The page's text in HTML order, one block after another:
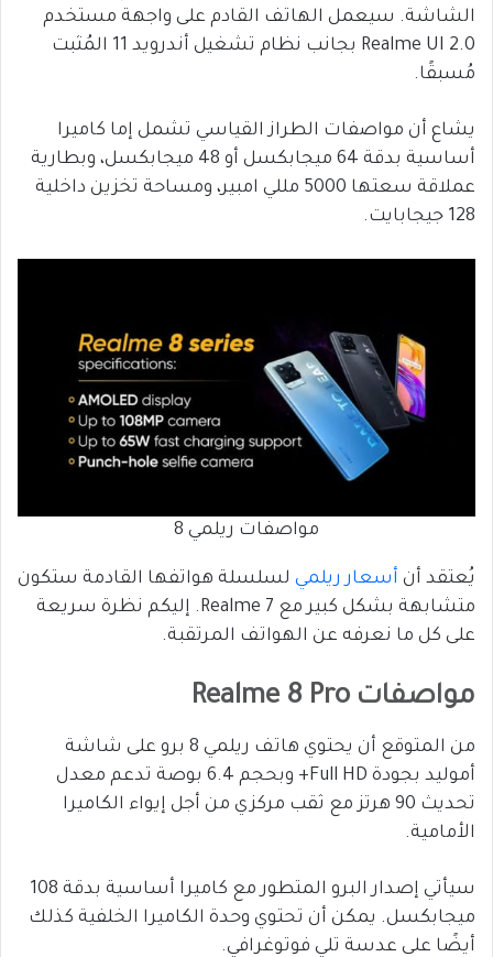
الشاشة. سيعمل الهاتف القادم على واجهة مستخدم
Realme UI 2.0 بجانب نظام تشغيل أندرويد 11 المُثبت
مُسبقًا.
يشاع أن مواصفات الطراز القياسي تشمل إما كاميرا
أساسية بدقة 64 ميجابكسل أو 48 ميجابكسل، وبطارية
عملاقة سعتها 5000 مللي امبير، ومساحة تخزين داخلية
128 جيجابايت.
مواصفات ريلمي 8
يُعتقد أن أسعار ريلمي لسلسلة هواتفها القادمة ستكون
متشابهة بشكل كبير مع Realme 7. إليكم نظرة سريعة
على كل ما نعرفه عن الهواتف المرتقبة.
مواصفات Realme 8 Pro
من المتوقع أن يحتوي هاتف ريلمي 8 برو على شاشة
أموليد بجودة Full HD+ وبحجم 6.4 بوصة تدعم معدل
تحديث 90 هرتز مع ثقب مركزي من أجل إيواء الكاميرا
الأمامية.
سيأتي إصدار البرو المتطور مع كاميرا أساسية بدقة 108
ميجابكسل. يمكن أن تحتوي وحدة الكاميرا الخلفية كذلك
أيضًا على عدسة تلي فوتوغرافي.